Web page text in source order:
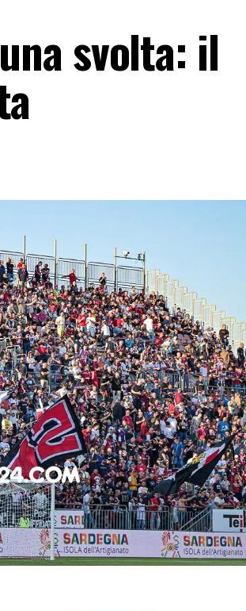
svolta: il